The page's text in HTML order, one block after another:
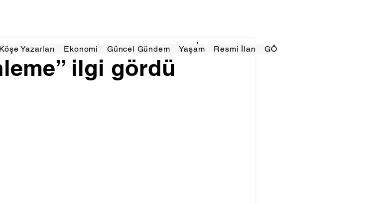
Köşe Yazarları Ekonomi Güncel Gündem Yaşam Resmi İlan GÖRÜNÜMTV
ilgi gördü